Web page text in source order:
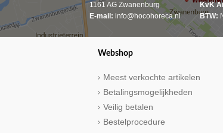
1161 AG Zwanenburg
E-mail: info@hocohoreca.nl
KvK
BTW:
Webshop
Meest verkochte artikelen
Betalingsmogelijkheden
Veilig betalen
Bestelprocedure